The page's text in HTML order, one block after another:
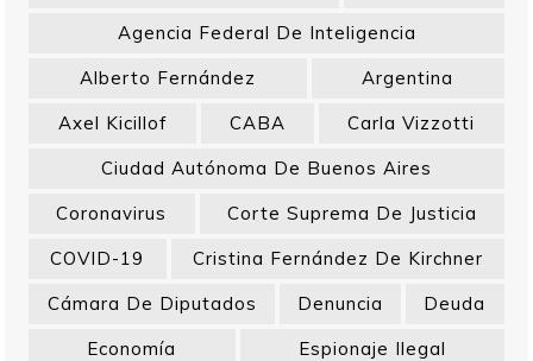
Agencia Federal De Inteligencia
Alberto Fernández
Argentina
Axel Kicillof
CABA
Carla Vizzotti
Ciudad Autónoma De Buenos Aires
Coronavirus
Corte Suprema De Justicia
COVID-19
Cristina Fernández De Kirchner
Cámara De Diputados
Denuncia
Deuda
Economía
Espionaje Ilegal